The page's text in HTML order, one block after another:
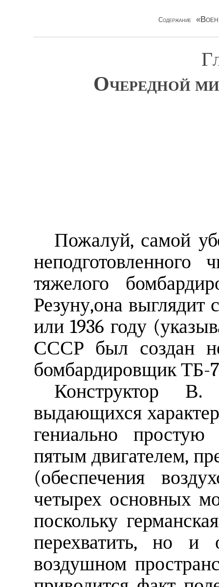
Содержание
Очередной
Пожалуй, самой
неподготовленного
тяжелого
Резуну,она
или 1936 году
СССР был создан
бомбардировщик ТБ-
Конструктор
выдающихся
гениально
пятым двигателем,
(обеспечения
четырех основных
поскольку
перехватить, но и
воздушном